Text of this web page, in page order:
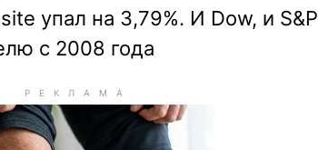
упал на 3,79%. И Dow, и S&P
с 2008 года